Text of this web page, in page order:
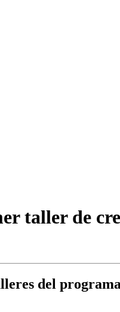
taller de
del